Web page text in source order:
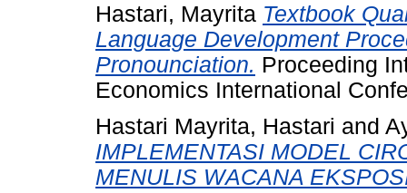
Hastari, Mayrita Textbook
Language Development
Pronounciation. Proceeding
Economics International
Hastari Mayrita, Hastari and
IMPLEMENTASI MODEL
MENULIS WACANA